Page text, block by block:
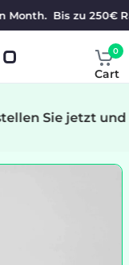
Bis zu 250€
0
Cart
Sie jetzt und